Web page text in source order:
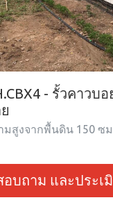
- รั้วคาวบ
มสูงจากพื้นดิน 150 ซม
อบถาม และประเ